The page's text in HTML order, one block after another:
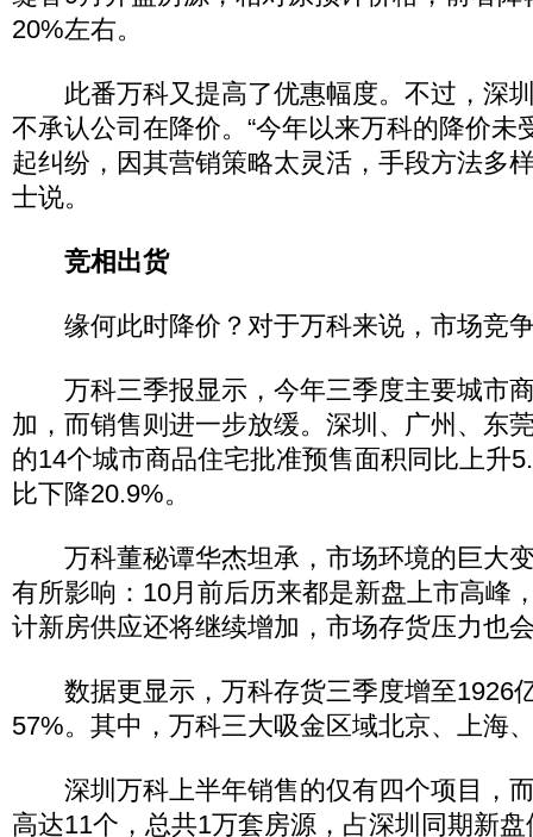
20%左右。
此番万科又提高了优惠幅度。不过，深
不承认公司在降价。“今年以来万科的降价未
起纠纷，因其营销策略太灵活，手段方法多
士说。
竞相出货
缘何此时降价？对于万科来说，市场竞
万科三季报显示，今年三季度主要城市
加，而销售则进一步放缓。深圳、广州、东
的14个城市商品住宅批准预售面积同比上升
比下降20.9%。
万科董秘谭华杰坦承，市场环境的巨大
有所影响：10月前后历来都是新盘上市高峰
计新房供应还将继续增加，市场存货压力也
数据更显示，万科存货三季度增至1926
57%。其中，万科三大吸金区域北京、上海
深圳万科上半年销售的仅有四个项目，
高达11个，总共1万套房源，占深圳同期新